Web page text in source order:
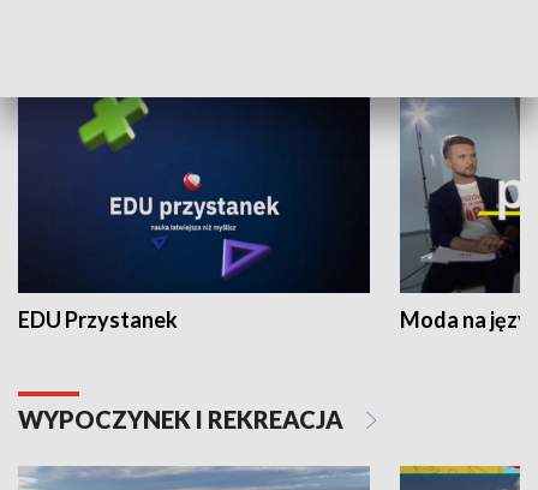
EDU Przystanek Moda na
WYPOCZYNEK I REKREACJA